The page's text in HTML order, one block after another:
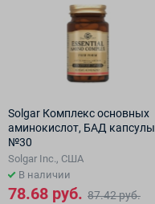
Solgar Комплекс основных
аминокислот, БАД капсулы
№30
Solgar Inc., США
В наличии
78.68 руб. 87.42 руб.